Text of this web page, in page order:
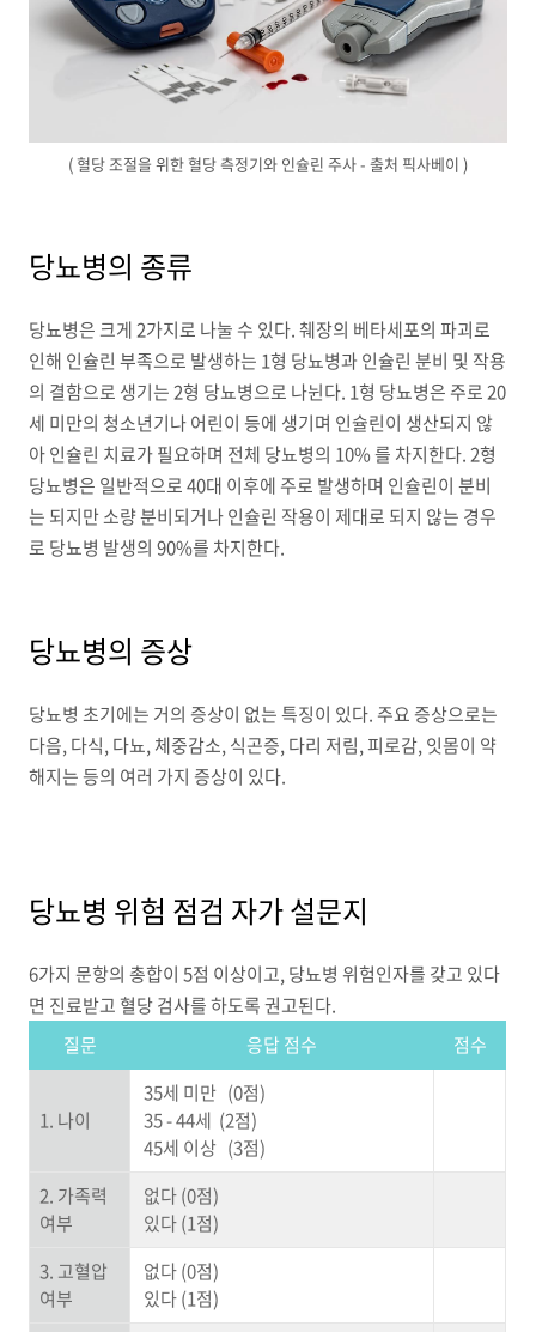
( 혈당 조절을 위한 혈당 측정기와 인슐린 주사 - 출처 픽사베이 )
당뇨병의 종류
당뇨병은 크게 2가지로 나눌 수 있다. 췌장의 베타세포의 파괴로
인해 인슐린 부족으로 발생하는 1형 당뇨병과 인슐린 분비 및 작용
의 결함으로 생기는 2형 당뇨병으로 나뉜다. 1형 당뇨병은 주로 20
세 미만의 청소년기나 어린이 등에 생기며 인슐린이 생산되지 않
아 인슐린 치료가 필요하며 전체 당뇨병의 10% 를 차지한다. 2형
당뇨병은 일반적으로 40대 이후에 주로 발생하며 인슐린이 분비
는 되지만 소량 분비되거나 인슐린 작용이 제대로 되지 않는 경우
로 당뇨병 발생의 90%를 차지한다.
당뇨병의 증상
당뇨병 초기에는 거의 증상이 없는 특징이 있다. 주요 증상으로는
다음, 다식, 다뇨, 체중감소, 식곤증, 다리 저림, 피로감, 잇몸이 약
해지는 등의 여러 가지 증상이 있다.
당뇨병 위험 점검 자가 설문지
6가지 문항의 총합이 5점 이상이고, 당뇨병 위험인자를 갖고 있다
면 진료받고 혈당 검사를 하도록 권고된다.
질문
응답 점수 점수
1. 나이
35세 미만 (0점)
35 - 44세 (2점)
45세 이상 (3점)
2. 가족력
여부
없다 (0점)
있다 (1점)
3. 고혈압
여부
없다 (0점)
있다 (1점)